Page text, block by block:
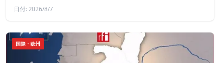
日付: 2026/8/7
国際・欧州